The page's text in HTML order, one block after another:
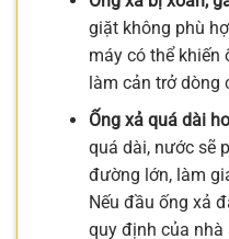
giặt không phù
máy có thể khiến
làm cản trở dòng
Ống xả quá dài
quá dài, nước sẽ
đường lớn, làm
Nếu đầu ống xả
quy định của nhà